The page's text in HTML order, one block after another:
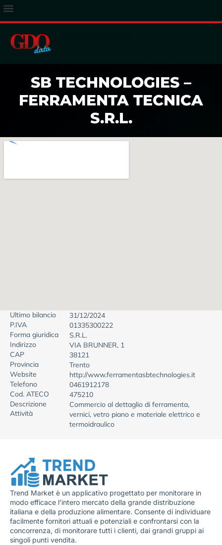
SB TECHNOLOGIES –
FERRAMENTA TECNICA
S.R.L.
Ultimo bilancio
31/12/2024
P.IVA
01335300222
Forma giuridica
S.R.L.
Indirizzo
VIA BRUNNER, 1
CAP
38121
Provincia
Trento
Website
http://www.ferramentasbtechnologies.it
Telefono
0461912178
Cod. ATECO
475210
Descrizione
Attività
Commercio al dettaglio di ferramenta,
vernici, vetro piano e materiale elettrico e
termoidraulico
Trend Market è un applicativo progettato per monitorare in
modo efficace l’intero mercato della grande distribuzione
italiana e della produzione alimentare. Consente di individuare
facilmente fornitori attuali e potenziali e confrontarsi con la
concorrenza, di monitorare tutti i clienti, dai grandi gruppi ai
singoli punti vendita.